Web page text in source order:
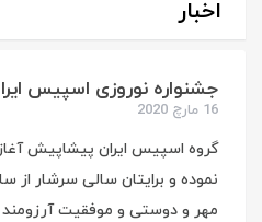
اخبار
جشنواره نوروزی اسپیس
16 مارچ 2020
نموده و برایتان سالی سرشار از